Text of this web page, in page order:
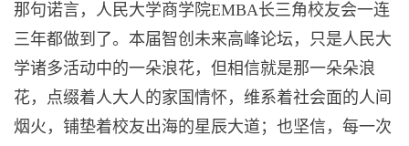
那句诺言，人民大学商学院EMBA长三角校友会一连
三年都做到了。本届智创未来高峰论坛，只是人民大
学诸多活动中的一朵浪花，但相信就是那一朵朵浪
花，点缀着人大人的家国情怀，维系着社会面的人间
烟火，铺垫着校友出海的星辰大道；也坚信，每一次